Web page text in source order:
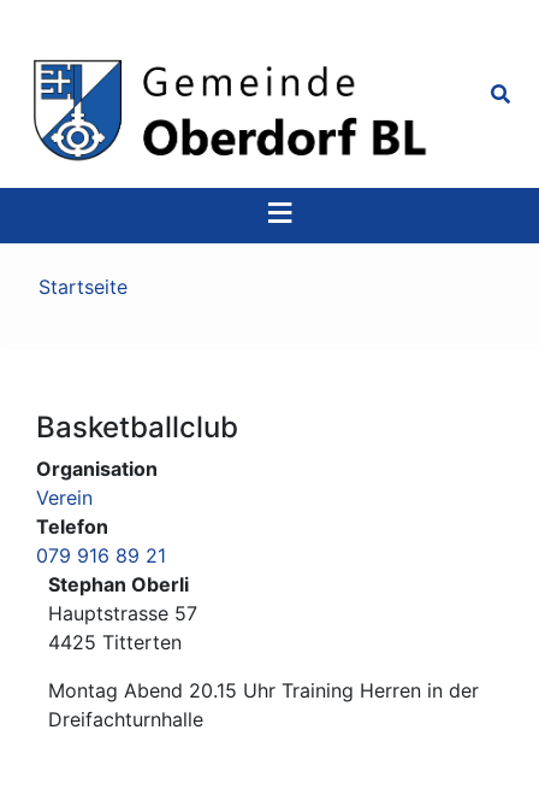
Pfadnavigation
Startseite
Basketballclub
Organisation
Verein
Telefon
079 916 89 21
Stephan Oberli
Hauptstrasse 57
4425 Titterten
Montag Abend 20.15 Uhr Training Herren in der
Dreifachturnhalle